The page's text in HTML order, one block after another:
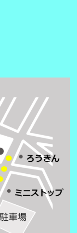
ス フォーカス」で
話学習を利用した
のは、この機能